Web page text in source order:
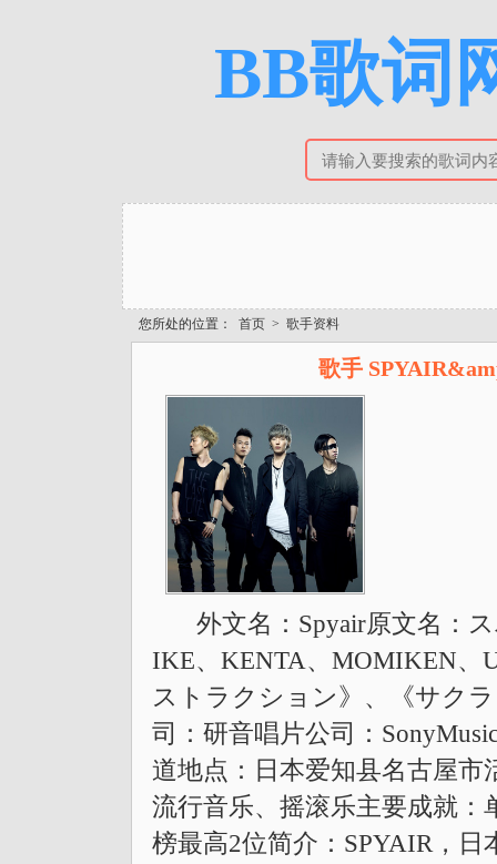
BB歌词
您所处的位置： 首页 > 歌手资料
歌手
外文名：Spyair原文名：
IKE、KENTA、MOMIKEN、
ストラクション》、《サク
司：研音唱片公司：
道地点：日本爱知县名古屋市
流行音乐、摇滚乐主要成就：
榜最高2位简介：SPYAIR，